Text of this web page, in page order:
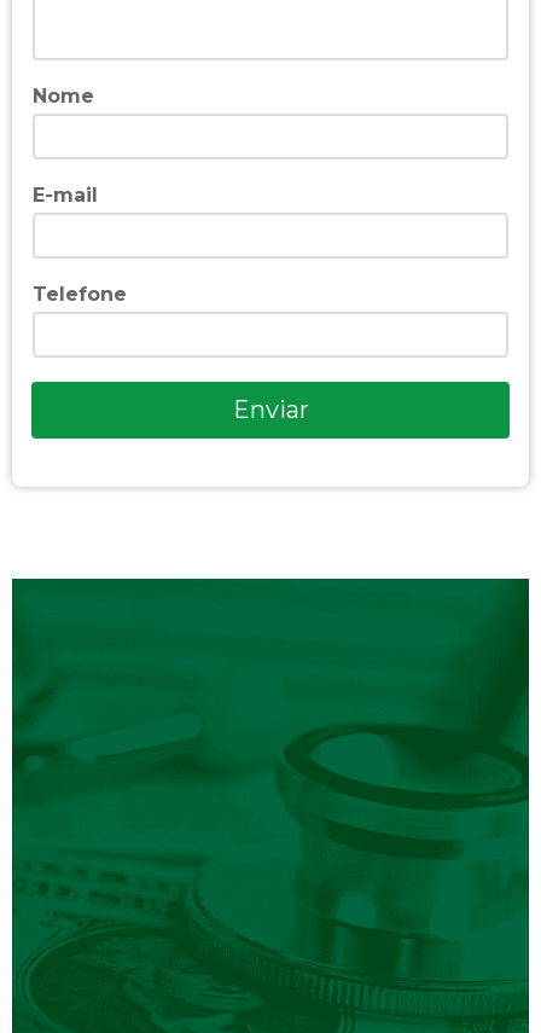
Nome
E-mail
Telefone
Enviar